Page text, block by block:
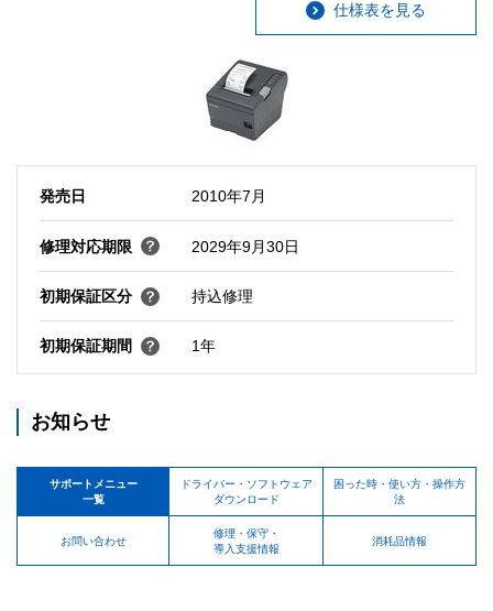
仕様表を見る
発売日 2010年7月
修理対応期限 2029年9月30日
初期保証区分 持込修理
初期保証期間 1年
お知らせ
サポートメニュー
一覧
ドライバー・ソフトウェア
ダウンロード
困った時・使い方・操作方
法
お問い合わせ
修理・保守・
導入支援情報
消耗品情報